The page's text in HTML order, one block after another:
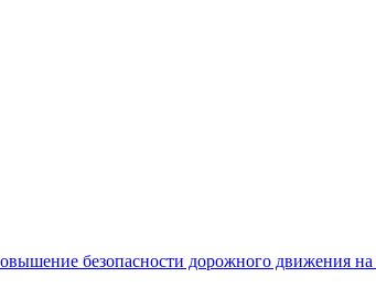
безопасности дорожного движения на